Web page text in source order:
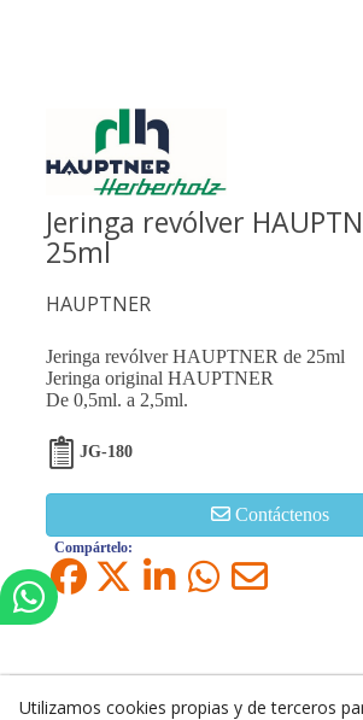
Jeringa revólver
25ml
HAUPTNER
Jeringa revólver HAUPTNER de 25ml
Jeringa original HAUPTNER
De 0,5ml. a 2,5ml.
JG-180
Contáctenos
Compártelo:
Utilizamos cookies propias y de terceros